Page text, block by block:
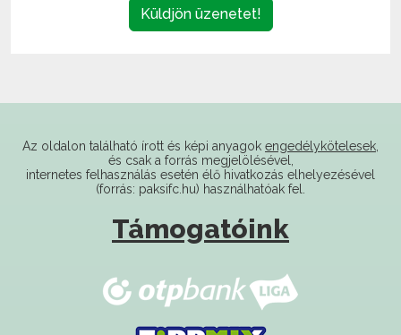
internetes felhasználás esetén élő hivatkozás elhelyezésével
(forrás: paksifc.hu) használhatóak fel.
Támogatóink